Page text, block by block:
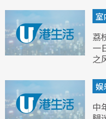
室
荔
一
之
娱
中